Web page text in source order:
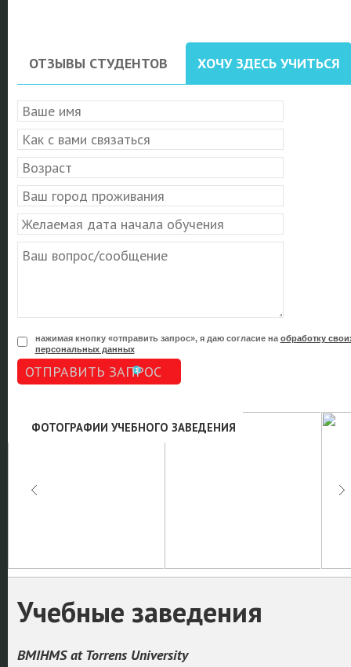
ОТЗЫВЫ СТУДЕНТОВ ХОЧУ ЗДЕСЬ УЧИТЬСЯ
нажимая кнопку «отправить запрос», я даю согласие на обработку
персональных данных
ОТПРАВИТЬ ЗАПРОС
ФОТОГРАФИИ УЧЕБНОГО ЗАВЕДЕНИЯ
Учебные заведения
BMIHMS at Torrens University